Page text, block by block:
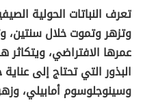
تعرف النباتات الحولية
وتزهر وتموت خلال سنتين،
عمرها الافتراضي، ويتكاثر
البذور التي تحتاج إلى
وسينوجلوسوم أمابيلي،